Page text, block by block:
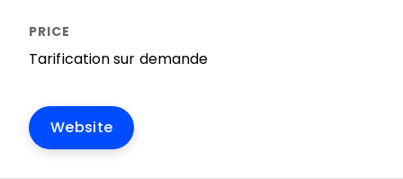
Tarification sur demande
Website